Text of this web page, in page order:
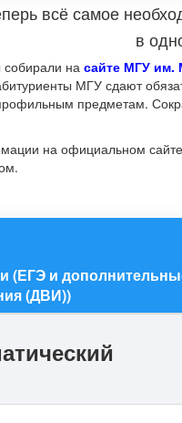
всё самое
в
собирали на сайте МГУ им.
МГУ сдают
предметам.
на официальном
(ЕГЭ и
(ДВИ))